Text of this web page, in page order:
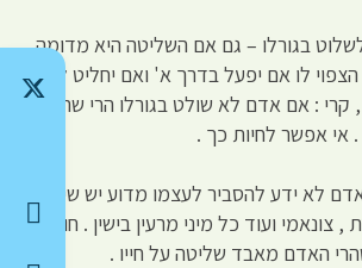
בגורלו – גם אם השליטה היא מדומה .
לו אם יפעל בדרך א' ואם יחליט לפעול
: אם אדם לא שולט בגורלו הרי שהוא חי
אי אפשר לחיות כך .
לא ידע להסביר לעצמו מדוע יש שיטפון ,
ועוד כל מיני מרעין בישין . חוסר
האדם מאבד שליטה על חייו .